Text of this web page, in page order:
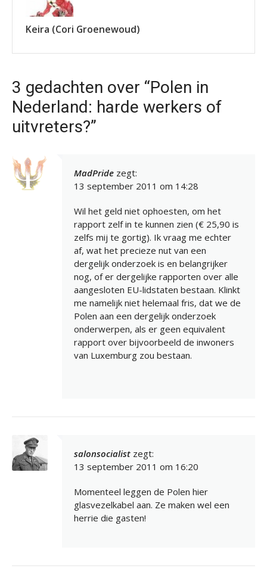
Keira (Cori Groenewoud)
3 gedachten over “Polen in
Nederland: harde werkers of
uitvreters?”
MadPride zegt:
13 september 2011 om 14:28
Wil het geld niet ophoesten, om het
rapport zelf in te kunnen zien (€ 25,90 is
zelfs mij te gortig). Ik vraag me echter
af, wat het precieze nut van een
dergelijk onderzoek is en belangrijker
nog, of er dergelijke rapporten over alle
aangesloten EU-lidstaten bestaan. Klinkt
me namelijk niet helemaal fris, dat we de
Polen aan een dergelijk onderzoek
onderwerpen, als er geen equivalent
rapport over bijvoorbeeld de inwoners
van Luxemburg zou bestaan.
salonsocialist zegt:
13 september 2011 om 16:20
Momenteel leggen de Polen hier
glasvezelkabel aan. Ze maken wel een
herrie die gasten!